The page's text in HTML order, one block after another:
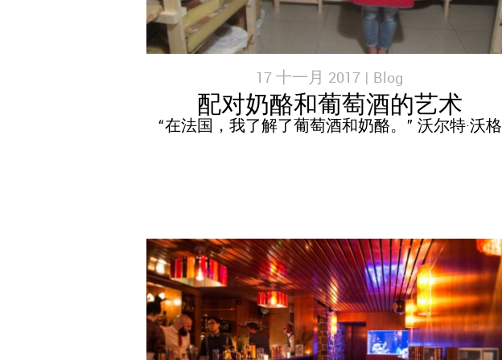
17 十一月 2017 | Blog
配对奶酪和葡萄酒的艺术
“在法国，我了解了葡萄酒和奶酪。” 沃尔特·沃格